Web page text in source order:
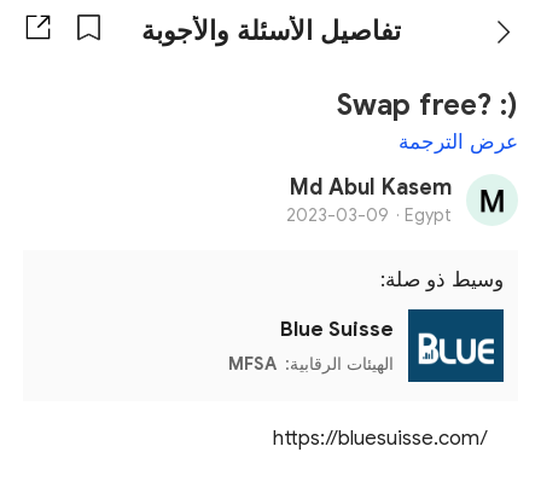
تفاصيل الأسئلة والأجوبة
Swap free? :)
عرض الترجمة
Md Abul Kasem
Egypt ·
2023-03-09
وسيط ذو صلة:
Blue Suisse
الهيئات الرقابية: MFSA
https://bluesuisse.com/